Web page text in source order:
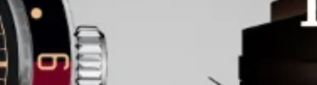
Calibre de Manufactura MT5602-U
(Certificado por el COSC y METAS)
Movimiento mecánico de cuerda automática
con rotor bidireccional